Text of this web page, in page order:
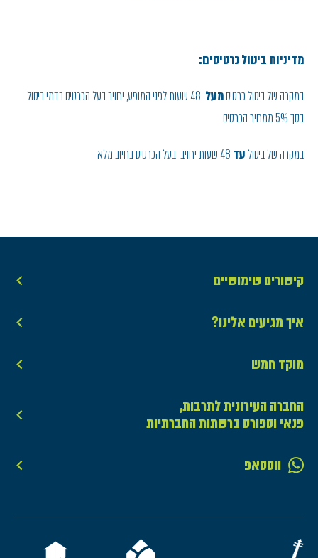
מדיניות ביטול כרטיסים:
במקרה של ביטול כרטיסמעל
48 שעות לפני המופע, יחויב בעל הכרטיס בדמי ביטול
בסך 5% ממחיר הכרטיס
במקרה של ביטולעד
קישורים שימושיים
איך מגיעים אלינו?
מוקד חמש
החברה העירונית לתרבות,
פנאי וספורט ברשתות החברתיות
ווטסאפ